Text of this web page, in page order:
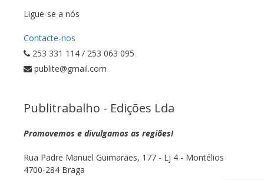
Ligue-se a nós
Contacte-nos
253 331 114 / 253 063 095
publite@gmail.com
Publitrabalho - Edições Lda
Promovemos e divulgamos as regiões!
Rua Padre Manuel Guimarães, 177 - Lj 4 - Montélios
4700-284 Braga